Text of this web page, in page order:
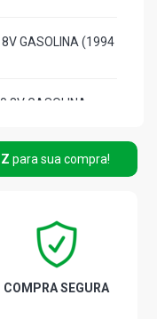
8V GASOLINA (1994
8V GASOLINA
C20NE GASOLINA
para sua compra!
COMPRA SEGURA